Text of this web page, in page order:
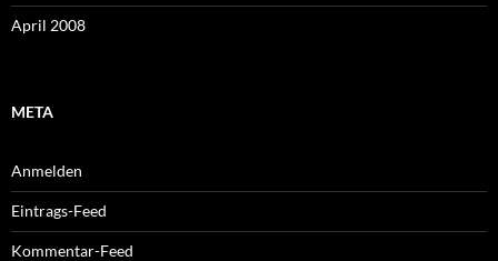
April 2008
META
Anmelden
Eintrags-Feed
Kommentar-Feed